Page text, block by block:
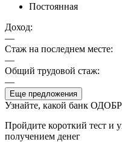
Постоянная
Доход:
—
Стаж на последнем месте:
—
Общий трудовой стаж:
—
Еще предложения
Узнайте, какой банк
Пройдите короткий тест и
получением денег